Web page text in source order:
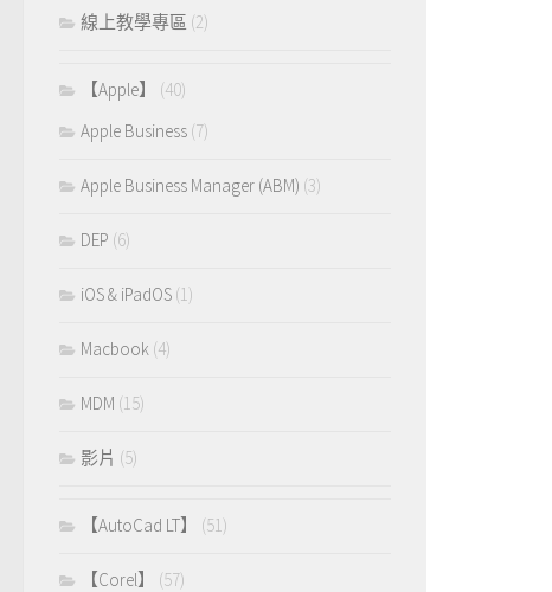
線上教學專區 (2)
【Apple】
(40)
Apple Business (7)
Apple Business Manager (ABM) (3)
DEP (6)
iOS & iPadOS (1)
Macbook (4)
MDM (15)
影片 (5)
【AutoCad LT】 (51)
【Corel】
(57)